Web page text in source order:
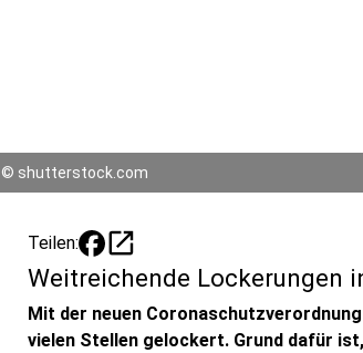
© shutterstock.com
Teilen: open_in_new
Weitreichende Lockerungen
Mit der neuen
vielen Stellen gelockert. Grund dafür